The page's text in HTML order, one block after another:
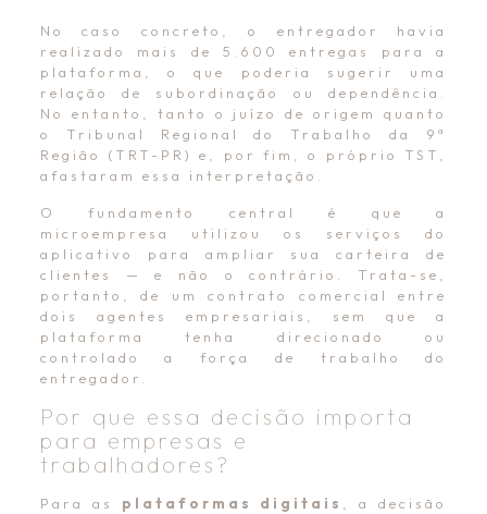
No caso concreto, o entregador havia
realizado mais de 5.600 entregas para a
plataforma, o que poderia sugerir uma
relação de subordinação ou dependência.
No entanto, tanto o juízo de origem quanto
o Tribunal Regional do Trabalho da 9ª
Região (TRT-PR) e, por fim, o próprio TST,
afastaram essa interpretação.
O fundamento central é que a
microempresa utilizou os serviços do
aplicativo para ampliar sua carteira de
clientes — e não o contrário. Trata-se,
portanto, de um contrato comercial entre
dois agentes empresariais, sem que a
plataforma tenha direcionado ou
controlado a força de trabalho do
entregador.
Por que essa decisão importa
para empresas e
trabalhadores?
Para as plataformas digitais
, a decisão